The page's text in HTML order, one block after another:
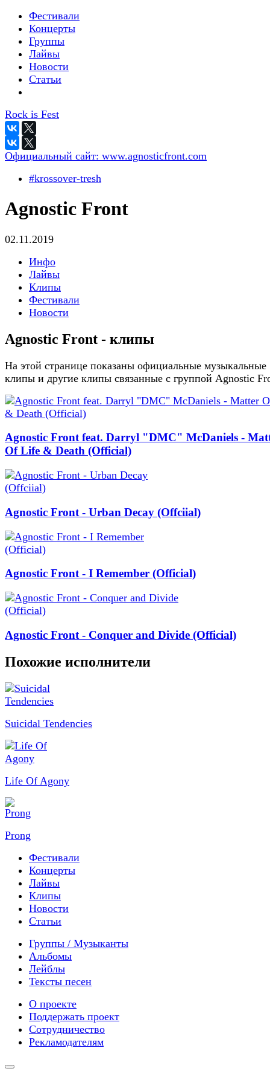
Фестивали
Концерты
Группы
Лайвы
Новости
Статьи
Rock is Fest
Официальный сайт: www.agnosticfront.com
#krossover-tresh
Agnostic Front
02.11.2019
Инфо
Лайвы
Клипы
Фестивали
Новости
Agnostic Front - клипы
На этой странице показаны официальные музыкальные
клипы и другие клипы связанные с группой Agnostic
Agnostic Front feat. Darryl "DMC" McDaniels -
Of Life & Death (Official)
Agnostic Front - Urban Decay (Offciial)
Agnostic Front - I Remember (Official)
Agnostic Front - Conquer and Divide (Official)
Похожие исполнители
Suicidal Tendencies
Life Of Agony
Prong
Фестивали
Концерты
Лайвы
Клипы
Новости
Статьи
Группы / Музыканты
Альбомы
Лейблы
Тексты песен
О проекте
Поддержать проект
Сотрудничество
Рекламодателям